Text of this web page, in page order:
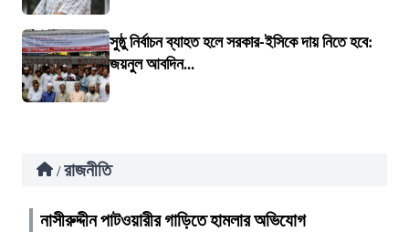
সুষ্ঠু নির্বাচন ব্যাহত হলে সরকার-ইসিকে দায় নিতে হবে:
জয়নুল আবদিন...
/ রাজনীতি
নাসীরুদ্দীন পাটওয়ারীর গাড়িতে হামলার অভিযোগ